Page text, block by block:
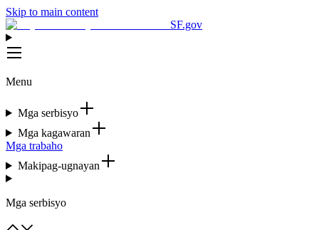
Skip to main content
SF.gov
Menu
Mga serbisyo
Mga kagawaran
Mga trabaho
Makipag-ugnayan
Mga serbisyo